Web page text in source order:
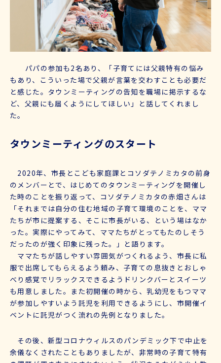
パパの参加も2名あり、「子育てには父親特有の悩み
もあり、こういった場で父親が言葉を交わすことも必要だ
と感じた。タウンミーティングの告知を職場に掲示するな
ど、父親にも届くようにしてほしい」と話してくれまし
た。
タウンミーティングのスタート
2020年、市長とこども家庭課とコソダテノミカタの前身
のメンバーとで、はじめてのタウンミーティングを開催し
た時のことを振り返って、コソダテノミカタの赤畑さんは
「それまでは自分の住む地域の子育て環境のことを、ママ
たちが市に提案する、そこに市長がいる、という場はなか
った。実際にやってみて、ママたちがとってもたのしそう
だったのが強く印象に残った。」と語ります。
ママたちが話しやすい雰囲気がつくれるよう、市長に私
服で出席してもらえるよう頼み、子育ての息抜きとおしゃ
べり感覚でリラックスできるようドリンクバーとスイーツ
も用意しました。また初開催の時から、乳幼児をもつママ
が参加しやすいよう託児を利用できるようにし、市開催イ
ベントに託児がつく流れの先例となりました。
その後、新型コロナウィルスのパンデミック下で中止を
余儀なくされたこともありましたが、非常時の子育て特有